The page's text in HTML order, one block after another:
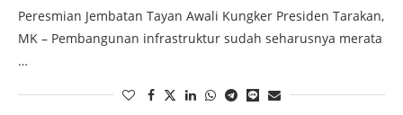
Peresmian Jembatan Tayan Awali Kungker Presiden Tarakan,
MK – Pembangunan infrastruktur sudah seharusnya merata
…